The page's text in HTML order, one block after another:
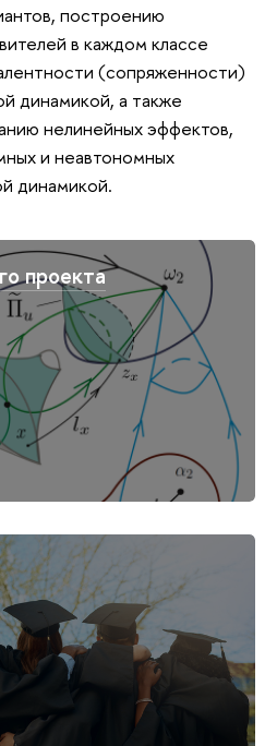
построению
в каждом классе
(сопряженности)
динамикой, а также
нелинейных эффектов,
и неавтономных
динамикой.
проекта